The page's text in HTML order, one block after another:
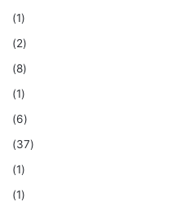
(1)
(2)
(8)
(1)
(6)
(37)
(1)
(1)